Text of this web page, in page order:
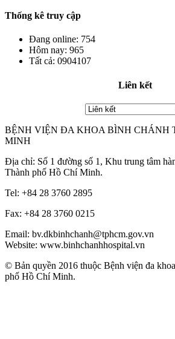
Thống kê truy cập
Đang online: 754
Hôm nay: 965
Tất cả: 0904107
Liên kết
BỆNH VIỆN ĐA KHOA BÌNH CHÁNH
MINH
Địa chỉ: Số 1 đường số 1, Khu trung tâm
Thành phố Hồ Chí Minh.
Tel: +84 28 3760 2895
Fax: +84 28 3760 0215
Email: bv.dkbinhchanh@tphcm.gov.vn
Website: www.binhchanhhospital.vn
© Bản quyền 2016 thuộc Bệnh viện đa
phố Hồ Chí Minh.